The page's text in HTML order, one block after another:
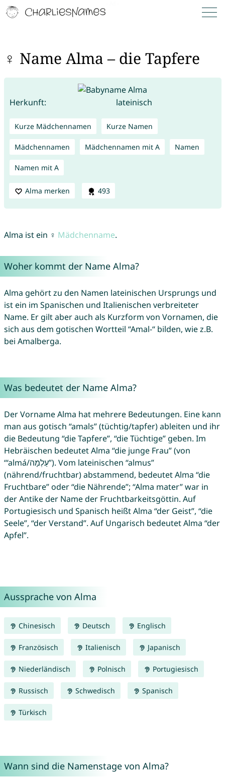
♀ Name Alma – die Tapfere
Herkunft: lateinisch
Kurze Mädchennamen Kurze Namen
Mädchennamen Mädchennamen mit A Namen
Namen mit A
Alma merken 493
Alma ist ein ♀ Mädchenname.
Woher kommt der Name Alma?
Alma gehört zu den Namen lateinischen Ursprungs und
ist ein im Spanischen und Italienischen verbreiteter
Name. Er gilt aber auch als Kurzform von Vornamen, die
sich aus dem gotischen Wortteil “Amal-“ bilden, wie z.B.
bei Amalberga.
Was bedeutet der Name Alma?
Der Vorname Alma hat mehrere Bedeutungen. Eine kann
man aus gotisch “amals” (tüchtig/tapfer) ableiten und ihr
die Bedeutung “die Tapfere”, “die Tüchtige” geben. Im
Hebräischen bedeutet Alma “die junge Frau” (von
“‘almá/עַלְמָה”). Vom lateinischen “almus”
(nährend/fruchtbar) abstammend, bedeutet Alma “die
Fruchtbare” oder “die Nährende”; “Alma mater” war in
der Antike der Name der Fruchtbarkeitsgöttin. Auf
Portugiesisch und Spanisch heißt Alma “der Geist”, “die
Seele”, “der Verstand”. Auf Ungarisch bedeutet Alma “der
Apfel”.
Aussprache von Alma
Chinesisch Deutsch Englisch
Französisch Italienisch Japanisch
Niederländisch Polnisch Portugiesisch
Russisch Schwedisch Spanisch
Türkisch
Wann sind die Namenstage von Alma?